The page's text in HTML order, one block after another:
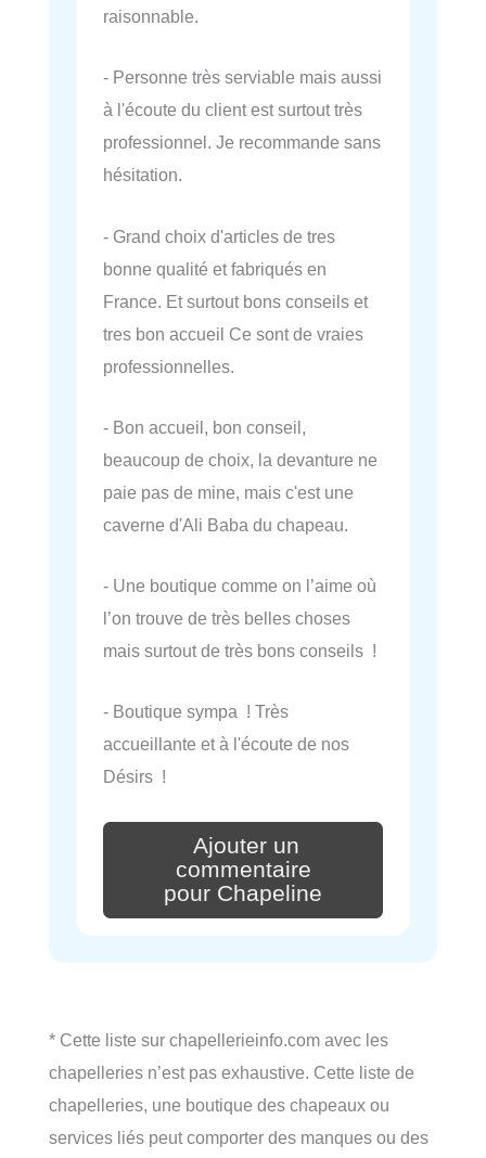
raisonnable.
- Personne très serviable mais aussi
à l'écoute du client est surtout très
professionnel. Je recommande sans
hésitation.
- Grand choix d'articles de tres
bonne qualité et fabriqués en
France. Et surtout bons conseils et
tres bon accueil Ce sont de vraies
professionnelles.
- Bon accueil, bon conseil,
beaucoup de choix, la devanture ne
paie pas de mine, mais c'est une
caverne d'Ali Baba du chapeau.
- Une boutique comme on l’aime où
l’on trouve de très belles choses
mais surtout de très bons conseils !
- Boutique sympa ! Très
accueillante et à l'écoute de nos
Désirs !
Ajouter un
commentaire
pour Chapeline
* Cette liste sur chapellerieinfo.com avec les
chapelleries n’est pas exhaustive. Cette liste de
chapelleries, une boutique des chapeaux ou
services liés peut comporter des manques ou des